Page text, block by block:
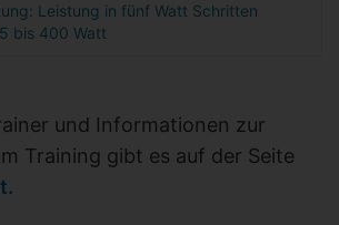
Leistung in fünf Watt Schritten
bis 400 Watt
und Informationen zur
Training gibt es auf der Seite